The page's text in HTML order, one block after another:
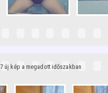
új kép a megadott időszakban